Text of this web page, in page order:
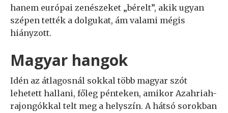
hanem európai zenészeket „bérelt”, akik ugyan
szépen tették a dolgukat, ám valami mégis
hiányzott.
Magyar hangok
Idén az átlagosnál sokkal több magyar szót
lehetett hallani, főleg pénteken, amikor Azahriah-
rajongókkal telt meg a helyszín. A hátsó sorokban